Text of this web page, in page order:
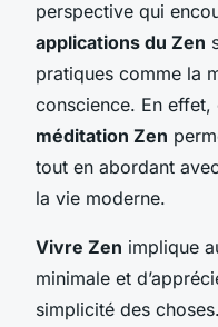
perspective qui
applications du Zen
pratiques comme la
conscience. En
méditation Zen
tout en abordant
la vie moderne.
Vivre Zen implique
minimale et
simplicité des